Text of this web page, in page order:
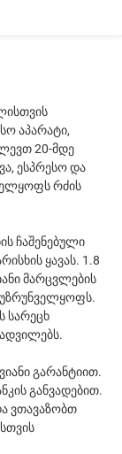
აპარატი,
20-მდე
ესპრესო და
რძის
ჩაშენებული
ყავას. 1.8
მარცვლების
უზრუნველყოფს.
სარეცხ
გარანტიით.
განვადებით.
ვთავაზობთ